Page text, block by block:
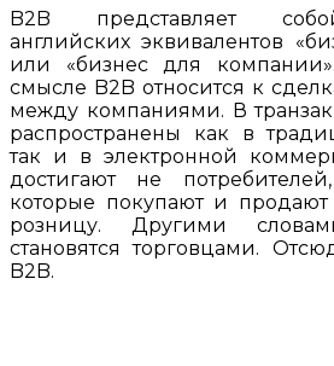
B2B представляет
английских эквивалентов
или «бизнес для
смысле B2B относится к
между компаниями. В
распространены как в
так и в электронной
достигают не
которые покупают и
розницу. Другими
становятся торговцами.
B2B.